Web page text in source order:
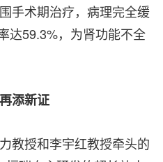
手术期治疗，病理完全缓
达59.3%，为肾功能不全
添新证
教授和李宇红教授牵头的